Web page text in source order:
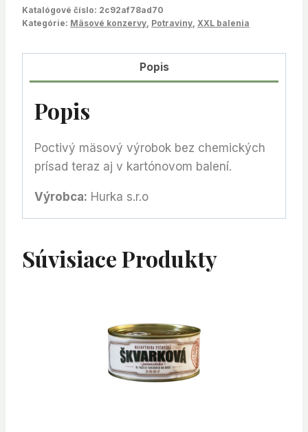
Katalógové číslo: 2c92af78ad70
Kategórie: Mäsové konzervy Potraviny XXL balenia
Popis
Popis
Poctivý mäsový výrobok bez chemických
prísad teraz aj v kartónovom balení.
Výrobca: Hurka s.r.o
Súvisiace Produkty